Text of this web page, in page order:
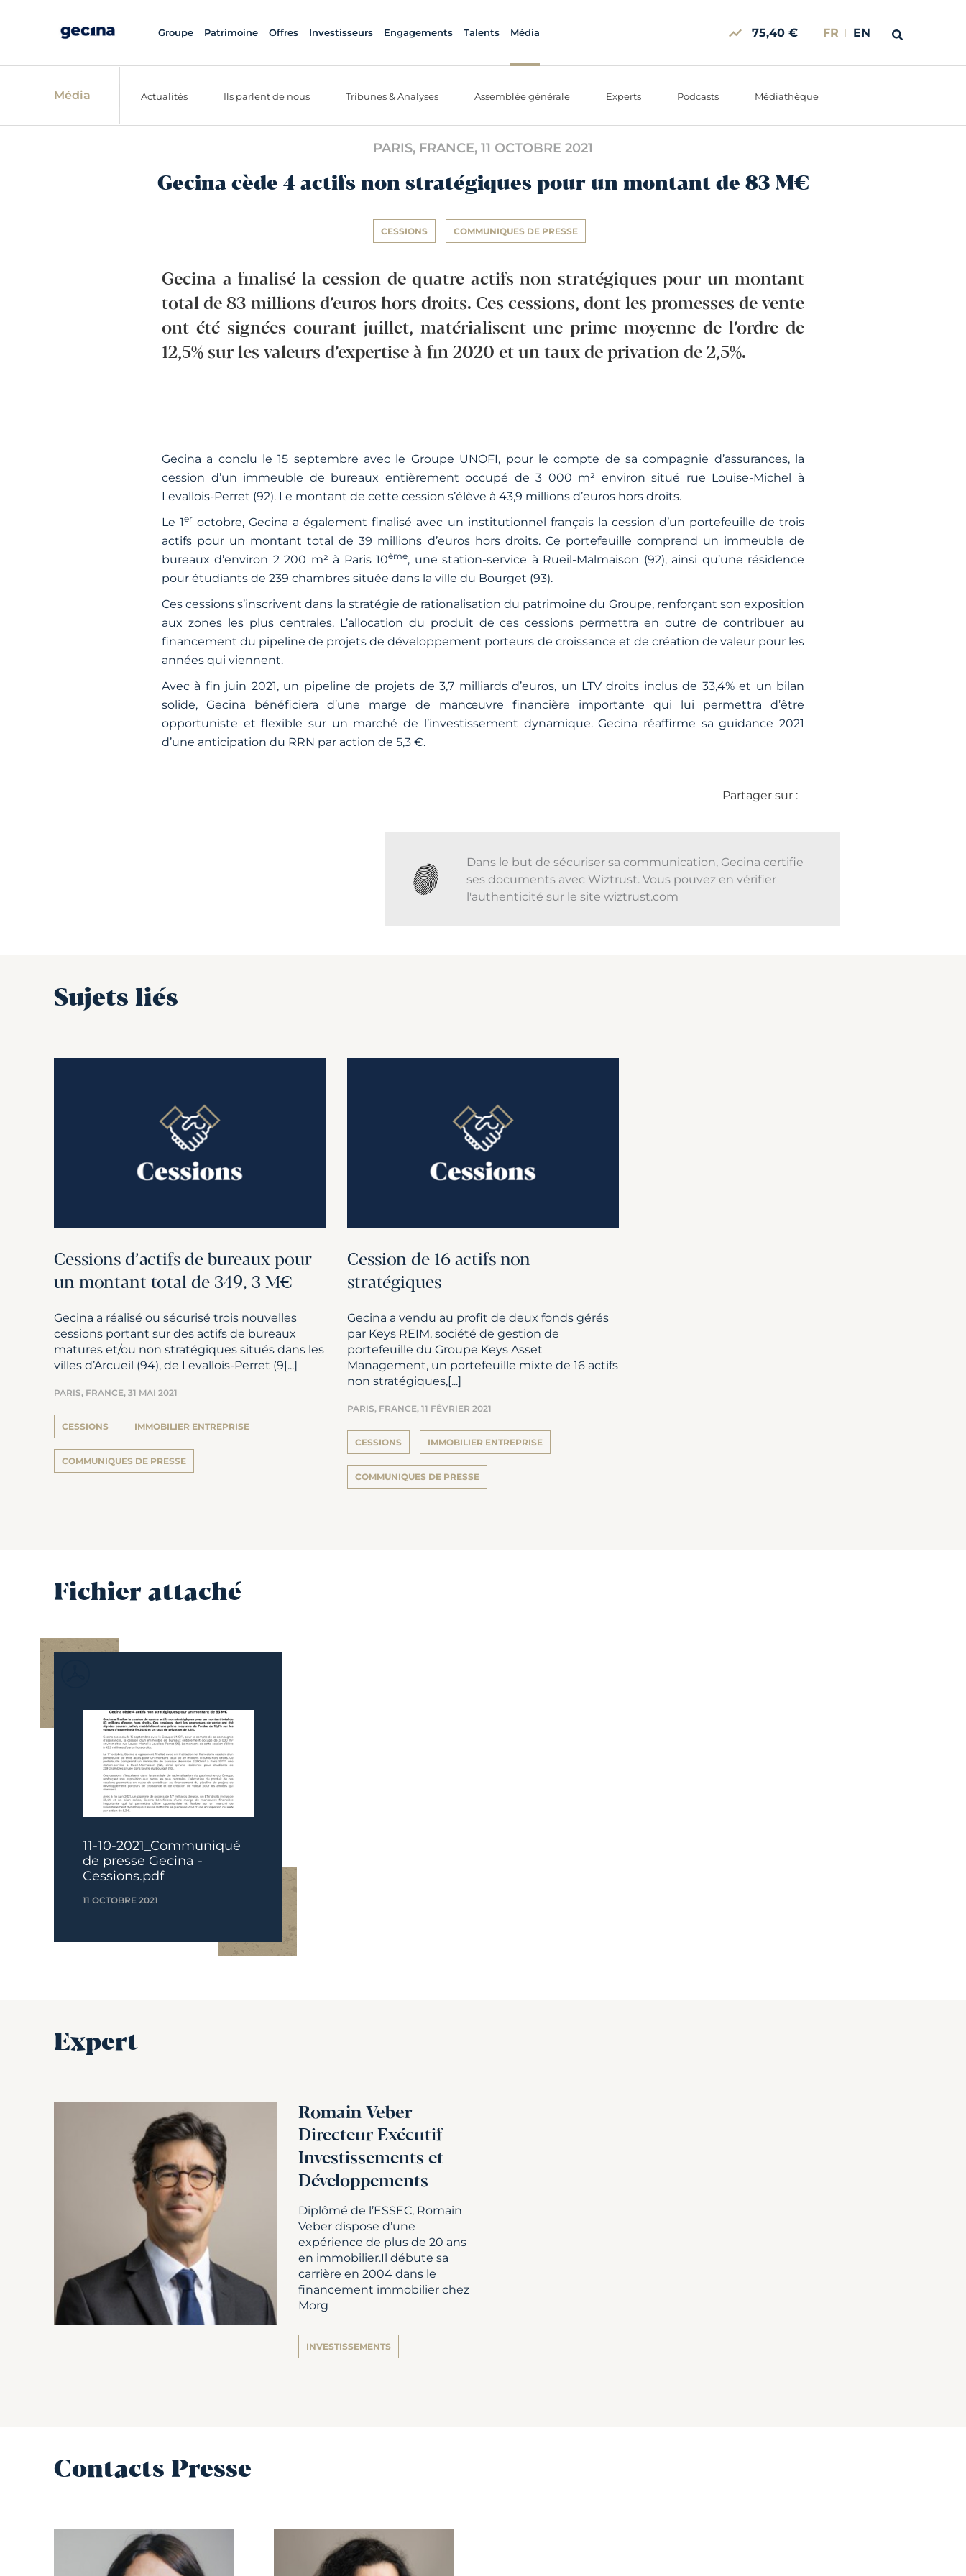
Groupe Patrimoine Offres Investisseurs Engagements Talents Média 75,40 € FR EN
Média Actualités Ils parlent de nous Tribunes & Analyses Assemblée générale Experts Podcasts Médiathèque
PARIS, FRANCE, 11 OCTOBRE 2021
Gecina cède 4 actifs non stratégiques pour un montant de 83 M€
CESSIONS COMMUNIQUES DE PRESSE
Gecina a finalisé la cession de quatre actifs non stratégiques pour un montant
total de 83 millions d’euros hors droits. Ces cessions, dont les promesses de vente
ont été signées courant juillet, matérialisent une prime moyenne de l’ordre de
12,5% sur les valeurs d’expertise à fin 2020 et un taux de privation de 2,5%.
Gecina a conclu le 15 septembre avec le Groupe UNOFI, pour le compte de sa compagnie d’assurances, la
cession d’un immeuble de bureaux entièrement occupé de 3 000 m² environ situé rue Louise-Michel à
Levallois-Perret (92). Le montant de cette cession s’élève à 43,9 millions d’euros hors droits.
Le 1er octobre, Gecina a également finalisé avec un institutionnel français la cession d’un portefeuille de trois
actifs pour un montant total de 39 millions d’euros hors droits. Ce portefeuille comprend un immeuble de
bureaux d’environ 2 200 m² à Paris 10ème, une station-service à Rueil-Malmaison (92), ainsi qu’une résidence
pour étudiants de 239 chambres située dans la ville du Bourget (93).
Ces cessions s’inscrivent dans la stratégie de rationalisation du patrimoine du Groupe, renforçant son exposition
aux zones les plus centrales. L’allocation du produit de ces cessions permettra en outre de contribuer au
financement du pipeline de projets de développement porteurs de croissance et de création de valeur pour les
années qui viennent.
Avec à fin juin 2021, un pipeline de projets de 3,7 milliards d’euros, un LTV droits inclus de 33,4% et un bilan
solide, Gecina bénéficiera d’une marge de manœuvre financière importante qui lui permettra d’être
opportuniste et flexible sur un marché de l’investissement dynamique. Gecina réaffirme sa guidance 2021
d’une anticipation du RRN par action de 5,3 €.
Partager sur :
Dans le but de sécuriser sa communication, Gecina certifie
ses documents avec Wiztrust. Vous pouvez en vérifier
l'authenticité sur le site wiztrust.com
Sujets liés
Cessions d’actifs de bureaux pour
un montant total de 349, 3 M€
Gecina a réalisé ou sécurisé trois nouvelles
cessions portant sur des actifs de bureaux
matures et/ou non stratégiques situés dans les
villes d’Arcueil (94), de Levallois-Perret (9[...]
PARIS, FRANCE, 31 MAI 2021
CESSIONS IMMOBILIER ENTREPRISE
COMMUNIQUES DE PRESSE
Cession de 16 actifs non
stratégiques
Gecina a vendu au profit de deux fonds gérés
par Keys REIM, société de gestion de
portefeuille du Groupe Keys Asset
Management, un portefeuille mixte de 16 actifs
non stratégiques,[...]
PARIS, FRANCE, 11 FÉVRIER 2021
CESSIONS IMMOBILIER ENTREPRISE
COMMUNIQUES DE PRESSE
Fichier attaché
11-10-2021_Communiqué
de presse Gecina -
Cessions.pdf
11 OCTOBRE 2021
Expert
Romain Veber
Directeur Exécutif
Investissements et
Développements
Diplômé de l’ESSEC, Romain
Veber dispose d’une
expérience de plus de 20 ans
en immobilier.Il débute sa
carrière en 2004 dans le
financement immobilier chez
Morg
INVESTISSEMENTS
Contacts Presse